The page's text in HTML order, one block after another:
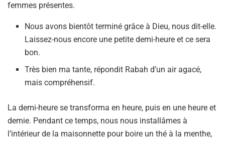
femmes présentes.
Nous avons bientôt terminé grâce à Dieu, nous dit-elle.
Laissez-nous encore une petite demi-heure et ce sera
bon.
Très bien ma tante, répondit Rabah d’un air agacé,
mais compréhensif.
La demi-heure se transforma en heure, puis en une heure et
demie. Pendant ce temps, nous nous installâmes à
l’intérieur de la maisonnette pour boire un thé à la menthe,